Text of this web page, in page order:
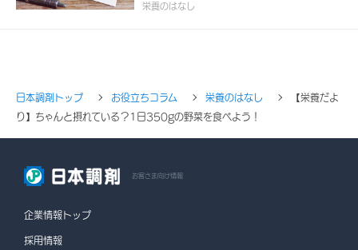
栄養のはなし
日本調剤トップ お役立ちコラム 栄養のはなし
【栄養だよ
り】ちゃんと摂れている？1日350gの野菜を食べよう！
お客さま向け情報
企業情報トップ
採用情報